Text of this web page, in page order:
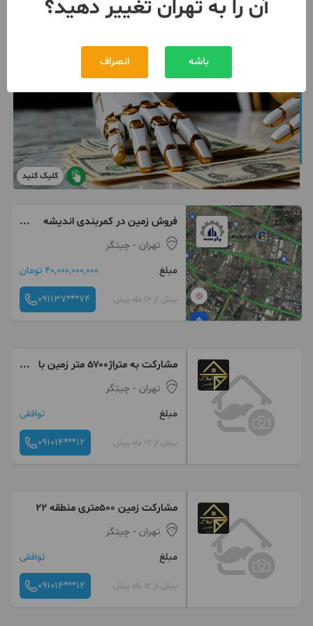
کلیک کنید
فروش زمین در کمربندی اندیشه
مناسب ساخت تالار
تهران - چیتگر
مبلغ
40,000,000,000 تومان
بیش از 12 ماه پیش 091137***74
مشارکت به متراژ۵۷۰۰ متر زمین با
جواز منطقه۲۲=کد۱۰۵
تهران - چیتگر
مبلغ
توافقی
بیش از 12 ماه پیش 091014***12
مشارکت زمین ۵۰۰متری منطقه ۲۲
تهران - چیتگر
مبلغ
توافقی
بیش از 12 ماه پیش 091014***12
آن را به تهران تغییر دهید؟
باشه انصراف